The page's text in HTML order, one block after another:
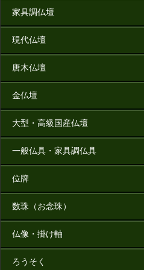
家具調仏壇
現代仏壇
唐木仏壇
金仏壇
大型・高級国産仏壇
一般仏具・家具調仏具
位牌
数珠（お念珠）
仏像・掛け軸
ろうそく